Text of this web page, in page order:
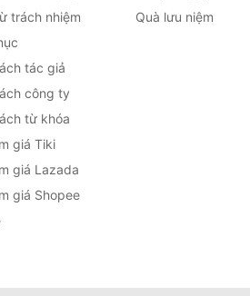
trách nhiệm
tác giả
công ty
từ khóa
giá Tiki
giá Lazada
giá Shopee
Quà lưu niệm